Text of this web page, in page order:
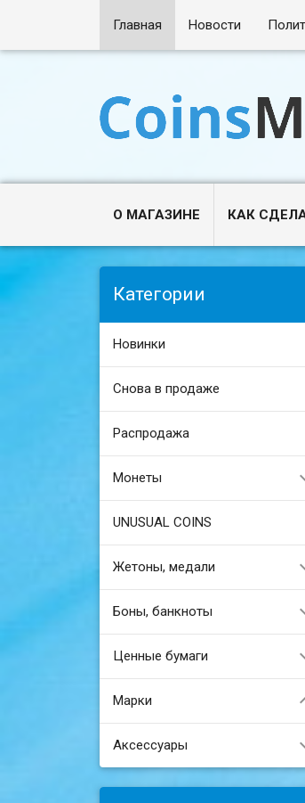
Главная Новости
О МАГАЗИНЕ КАК
Категории
Новинки
Снова в продаже
Распродажа
Монеты
UNUSUAL COINS
Жетоны, медали
Боны, банкноты
Ценные бумаги
Марки
Аксессуары